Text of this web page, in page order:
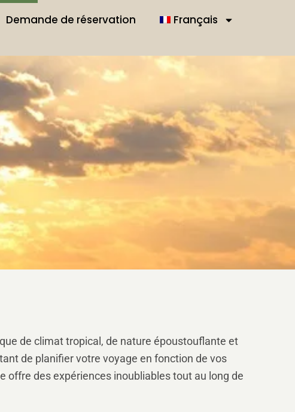
Demande de réservation Français
de climat tropical, de nature époustouflante et
de planifier votre voyage en fonction de vos
offre des expériences inoubliables tout au long de